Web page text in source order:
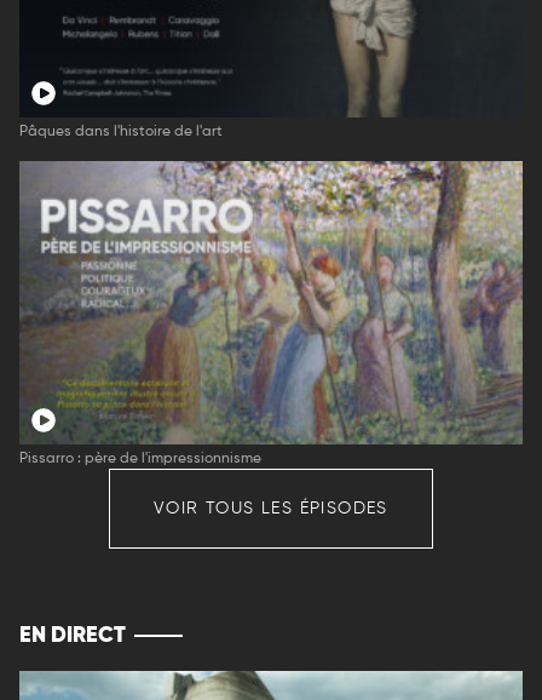
Pâques dans l'histoire de l'art
Pissarro : père de l'impressionnisme
VOIR TOUS LES ÉPISODES
EN DIRECT